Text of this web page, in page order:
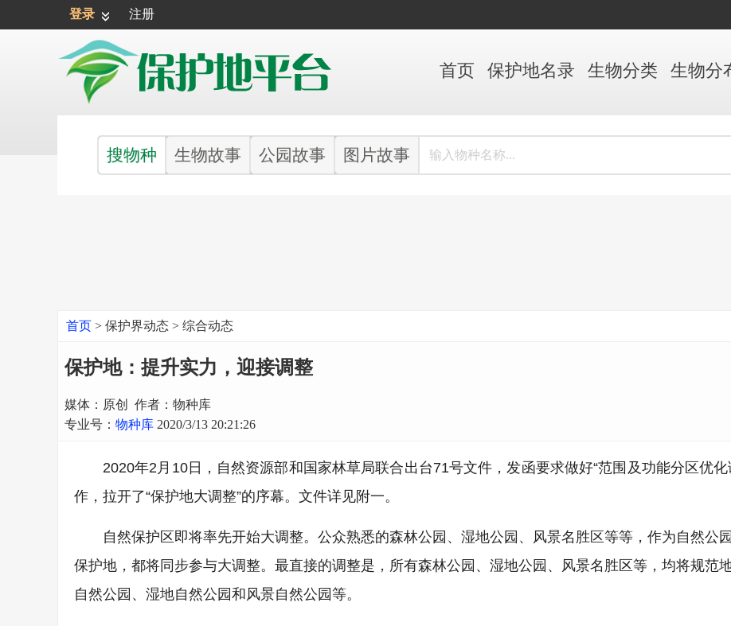
登录 注册
首页 保护地名录 生物分类 生物分
搜物种 生物故事 公园故事 图片故事
首页 > 保护界动态 > 综合动态
保护地：提升实力，迎接调整
媒体：原创 作者：物种库
专业号： 物种库 2020/3/13 20:21:26
2020年2月10日，自然资源部和国家林草局联合出台71号文件，发函要求做好“范围及功能分区优化
作，拉开了“保护地大调整”的序幕。文件详见附一。
自然保护区即将率先开始大调整。公众熟悉的森林公园、湿地公园、风景名胜区等等，作为自然公
保护地，都将同步参与大调整。最直接的调整是，所有森林公园、湿地公园、风景名胜区等，均将规范
自然公园、湿地自然公园和风景自然公园等。